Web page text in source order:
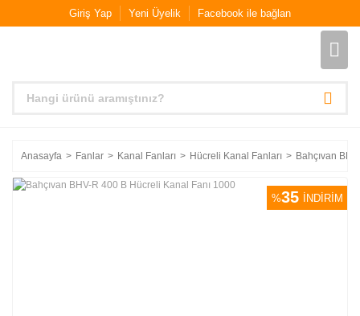
Giriş Yap Yeni Üyelik Facebook ile bağlan
Anasayfa Fanlar Kanal Fanları Hücreli Kanal Fanları Bahçıvan
%35 İNDİRİM